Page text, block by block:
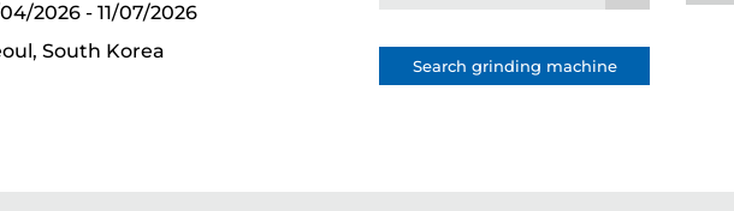
Search grinding machine
04/2026 - 11/07/2026
South Korea